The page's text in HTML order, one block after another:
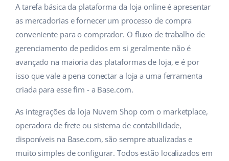
A tarefa básica da plataforma da loja online é apresentar
as mercadorias e fornecer um processo de compra
conveniente para o comprador. O fluxo de trabalho de
gerenciamento de pedidos em si geralmente não é
avançado na maioria das plataformas de loja, e é por
isso que vale a pena conectar a loja a uma ferramenta
criada para esse fim - a Base.com.
As integrações da loja Nuvem Shop com o marketplace,
operadora de frete ou sistema de contabilidade,
disponíveis na Base.com, são sempre atualizadas e
muito simples de configurar. Todos estão localizados em